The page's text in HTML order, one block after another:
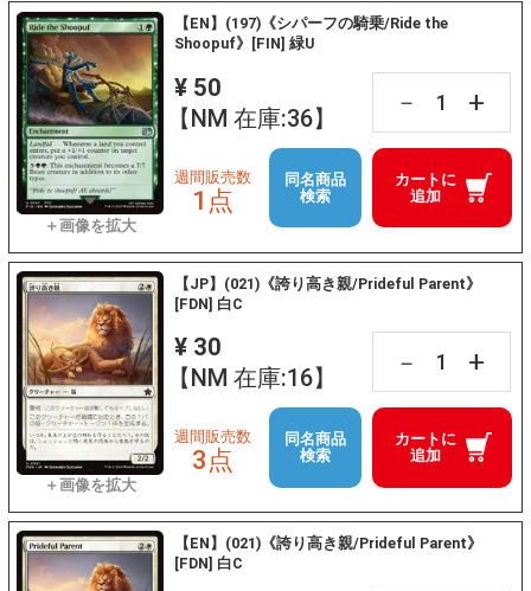
【EN】(197)《シパーフの騎乗/Ride the
Shoopuf》[FIN] 緑U
¥ 50
【NM 在庫:36】
－ +
カートに
追加
週間販売数
1点
同名商品
検索
【JP】(021)《誇り高き親/Prideful Parent》
[FDN] 白C
¥ 30
【NM 在庫:16】
－ +
カートに
追加
週間販売数
3点
同名商品
検索
【EN】(021)《誇り高き親/Prideful Parent》
[FDN] 白C